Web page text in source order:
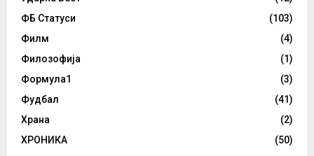
ФБ Статуси
(103)
Филм
(4)
Филозофија
(1)
Формула1
(3)
Фудбал
(41)
Храна
(2)
ХРОНИКА
(50)